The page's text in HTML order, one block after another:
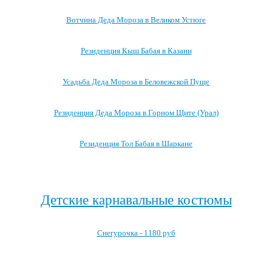
Вотчина Деда Мороза в Великом Устюге
Резиденция Кыш Бабая в Казани
Усадьба Деда Мороза в Беловежской Пуще
Резиденция Деда Мороза в Горном Щите (Урал)
Резиденция Тол Бабая в Шаркане
Детские карнавальные костюмы
Снегурочка - 1180 руб